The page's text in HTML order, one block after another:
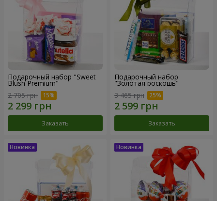
Подарочный набор "Sweet
Blush Premium"
2 705 грн
Заказать
Подарочный набор
"Золотая роскошь"
3 465 грн
Заказать